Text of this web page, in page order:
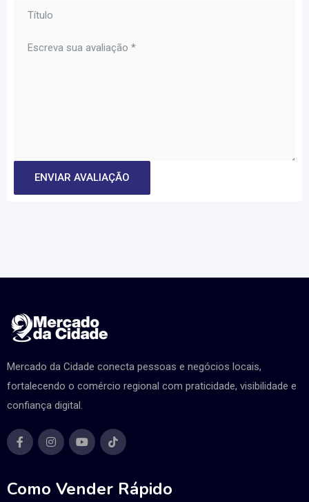
Mercado da Cidade conecta pessoas e negócios locais,
fortalecendo o comércio regional com praticidade, visibilidade e
confiança digital.
Como Vender Rápido